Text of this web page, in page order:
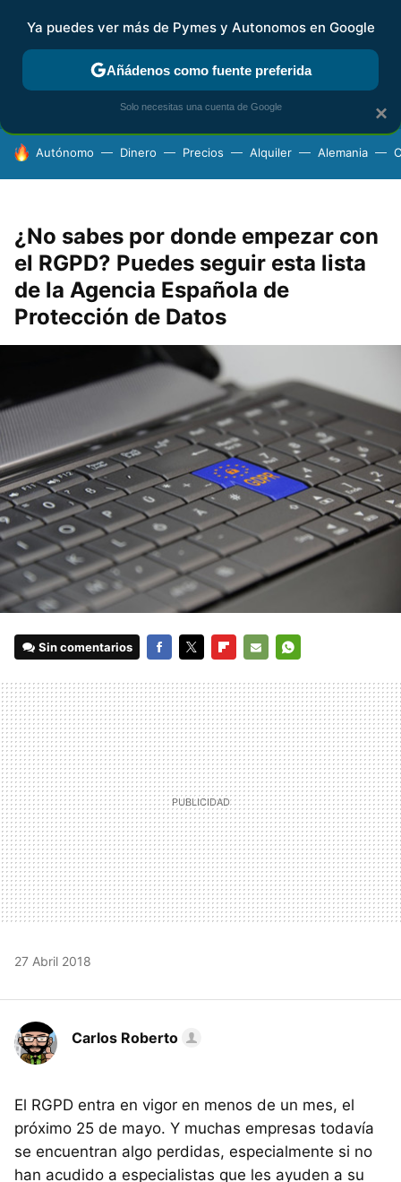
FISCALIDAD Y CONTABILIDAD KIT DIGITAL RENTA
HOY SE HABLA DE
Autónomo Dinero Precios Alquiler Alemania
¿No sabes por donde empezar con
el RGPD? Puedes seguir esta lista
de la Agencia Española de
Protección de Datos
Sin comentarios
MAIL
27 Abril 2018
Carlos Roberto
El RGPD entra en vigor en menos de un mes, el
próximo 25 de mayo. Y muchas empresas todavía
se encuentran algo perdidas, especialmente si no
han acudido a especialistas que les ayuden a su
×
Ya puedes ver más de Pymes y Autonomos en Google
Añádenos como fuente preferida
Solo necesitas una cuenta de Google